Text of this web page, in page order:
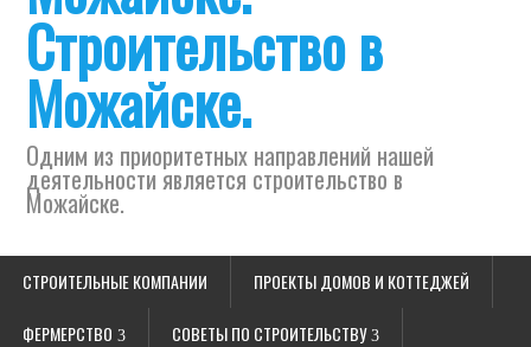
Строительство в
Можайске.
Одним из приоритетных направлений нашей
деятельности является строительство в
Можайске.
СТРОИТЕЛЬНЫЕ КОМПАНИИ ПРОЕКТЫ ДОМОВ И КОТТЕДЖЕЙ
ФЕРМЕРСТВО СОВЕТЫ ПО СТРОИТЕЛЬСТВУ